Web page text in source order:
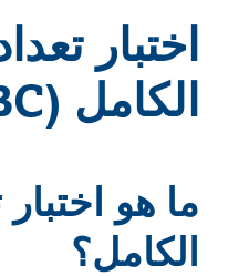
اختبار
الكامل (CBC)
ما هو اختبار
الكامل؟